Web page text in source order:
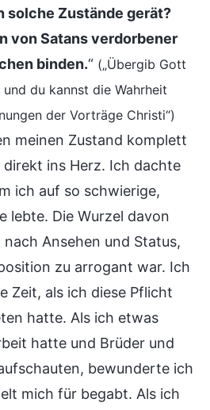
solche Zustände gerät?
von Satans verdorbener
binden.“ („Übergib Gott
du kannst die Wahrheit
der Vorträge Christi“)
meinen Zustand komplett
ins Herz. Ich dachte
ich auf so schwierige,
lebte. Die Wurzel davon
Ansehen und Status,
zu arrogant war. Ich
Zeit, als ich diese Pflicht
hatte. Als ich etwas
hatte und Brüder und
bewunderte ich
mich für begabt. Als ich